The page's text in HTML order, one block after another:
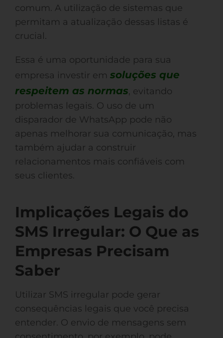
comum. A utilização de sistemas que
permitam a atualização dessas listas é
crucial.
Essa é uma oportunidade para sua
empresa investir em soluções que
respeitem as normas, evitando
problemas legais. O uso de um
disparador de WhatsApp pode não
apenas melhorar sua comunicação, mas
também ajudar a construir
relacionamentos mais confiáveis com
seus clientes.
Implicações Legais do
SMS Irregular: O Que as
Empresas Precisam
Saber
Utilizar SMS irregular pode gerar
consequências legais que você precisa
entender. O envio de mensagens sem